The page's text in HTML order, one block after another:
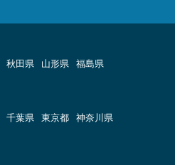
秋田県 山形県 福島県
千葉県 東京都 神奈川県